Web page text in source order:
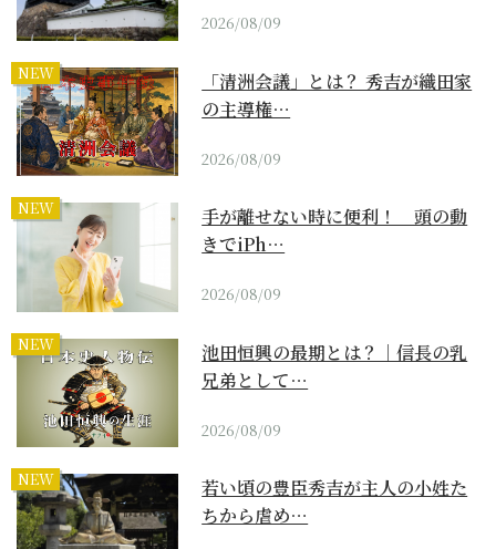
2026/08/09
NEW
「清洲会議」とは？ 秀吉が織田家
の主導権…
2026/08/09
NEW
手が離せない時に便利！ 頭の動
きでiPh…
2026/08/09
NEW
池田恒興の最期とは？｜信長の乳
兄弟として…
2026/08/09
NEW
若い頃の豊臣秀吉が主人の小姓た
ちから虐め…